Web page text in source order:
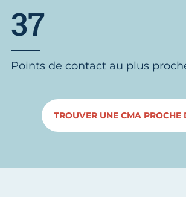
37
Points de contact au plus
TROUVER UNE CMA PROCHE